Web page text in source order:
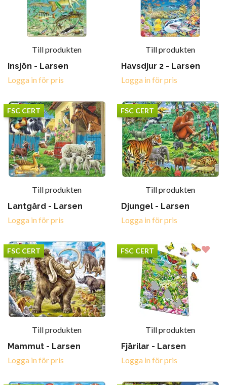
Till produkten
Insjön - Larsen
Logga in för pris
Till produkten
Havsdjur 2 - Larsen
Logga in för pris
FSC CERT
Till produkten
Lantgård - Larsen
Logga in för pris
FSC CERT
Till produkten
Djungel - Larsen
Logga in för pris
FSC CERT
Till produkten
Mammut - Larsen
Logga in för pris
FSC CERT
Till produkten
Fjärilar - Larsen
Logga in för pris